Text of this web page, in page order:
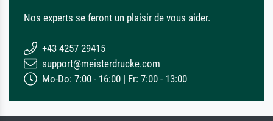
Nos experts se feront un plaisir de vous aider.
+43 4257 29415
support@meisterdrucke.com
Mo-Do: 7:00 - 16:00 | Fr: 7:00 - 13:00